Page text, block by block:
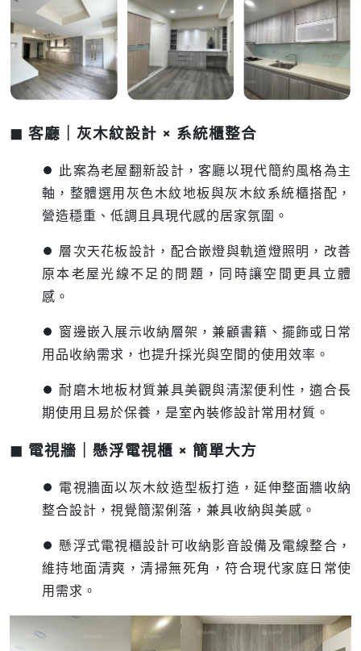
◼ 客廳｜灰木紋設計 × 系統櫃整合
⏺︎ 此案為老屋翻新設計，客廳以現代簡約風格為主
軸，整體選用灰色木紋地板與灰木紋系統櫃搭配，
營造穩重、低調且具現代感的居家氛圍。
⏺︎ 層次天花板設計，配合嵌燈與軌道燈照明，改善
原本老屋光線不足的問題，同時讓空間更具立體
感。
⏺︎ 窗邊嵌入展示收納層架，兼顧書籍、擺飾或日常
用品收納需求，也提升採光與空間的使用效率。
⏺︎ 耐磨木地板材質兼具美觀與清潔便利性，適合長
期使用且易於保養，是室內裝修設計常用材質。
◼ 電視牆｜懸浮電視櫃 × 簡單大方
⏺︎ 電視牆面以灰木紋造型板打造，延伸整面牆收納
整合設計，視覺簡潔俐落，兼具收納與美感。
⏺︎ 懸浮式電視櫃設計可收納影音設備及電線整合，
維持地面清爽，清掃無死角，符合現代家庭日常使
用需求。